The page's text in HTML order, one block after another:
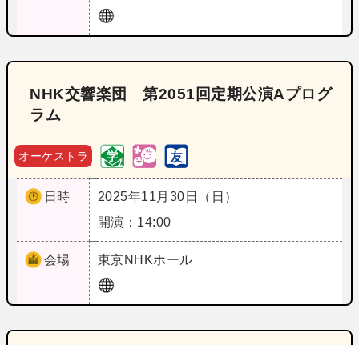
NHK交響楽団 第2051回定期公演Aプログ
ラム
オーケストラ
日時
2025年11月30日（日）
開演：14:00
会場 東京NHKホール